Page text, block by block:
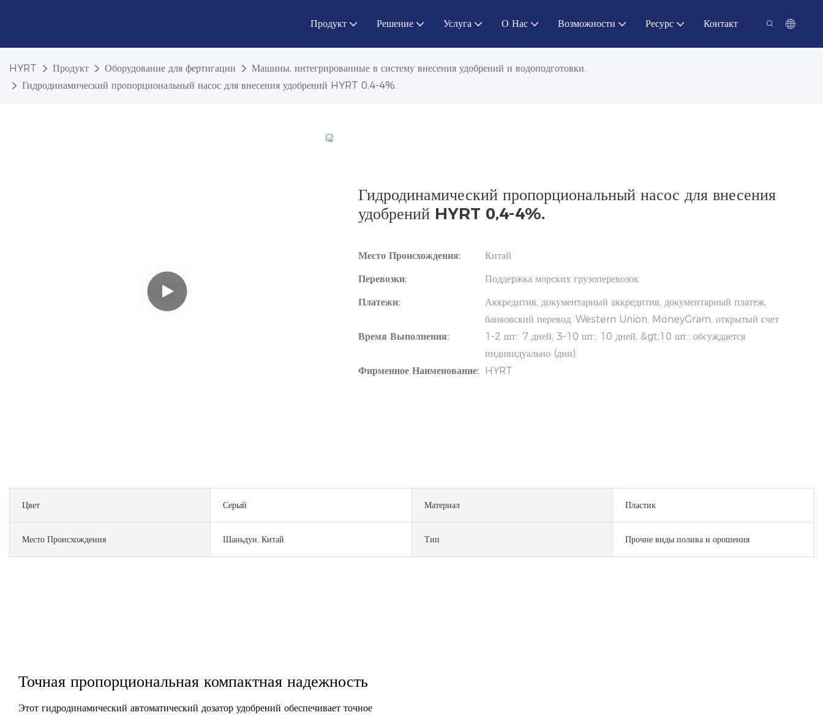
Продукт Решение Услуга О Нас Возможности Ресурс Контакт
HYRT Продукт Оборудование для фертигации
Машины, интегрированные в систему внесения удобрений и водоподготовки.
Гидродинамический пропорциональный насос для внесения удобрений HYRT 0,4-4%.
Гидродинамический пропорциональный насос для внесения
удобрений HYRT 0,4-4%.
Место Происхождения:
Китай
Перевозки:
Поддержка морских грузоперевозок
Платежи:
Аккредитив, документарный аккредитив, документарный платеж,
банковский перевод, Western Union, MoneyGram, открытый счет
Время Выполнения:
1-2 шт.: 7 дней, 3-10 шт.: 10 дней, &gt;10 шт.: обсуждается
индивидуально (дни)
Фирменное Наименование: HYRT
Цвет Серый Материал Пластик
Место Происхождения Шаньдун, Китай Тип Прочие виды полива и орошения
Точная пропорциональная компактная надежность
Этот гидродинамический автоматический дозатор удобрений обеспечивает точное